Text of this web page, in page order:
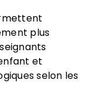
plus
et
selon les